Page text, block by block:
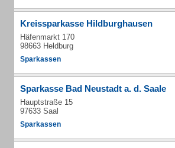
Kreissparkasse Hildburghausen
Häfenmarkt 170
98663 Heldburg
Sparkassen
Sparkasse Bad Neustadt a. d. Saale
Hauptstraße 15
97633 Saal
Sparkassen